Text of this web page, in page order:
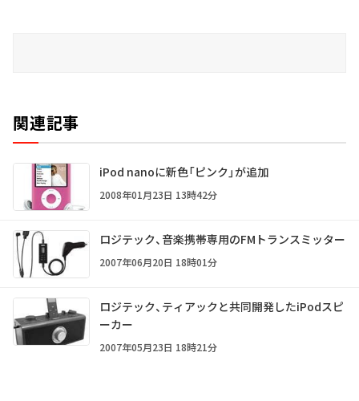
関連記事
iPod nanoに新色「ピンク」が追加
2008年01月23日 13時42分
ロジテック、音楽携帯専用のFMトランスミッター
2007年06月20日 18時01分
ロジテック、ティアックと共同開発したiPodスピ
ーカー
2007年05月23日 18時21分